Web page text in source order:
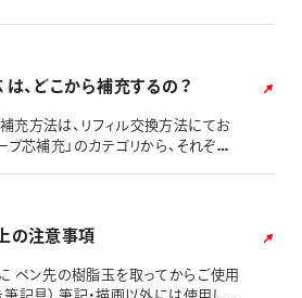
、どこから補充するの？
充方法は、リフィル交換方法にてお
プ芯補充」のカテゴリから、それぞれ
の注意事項
用